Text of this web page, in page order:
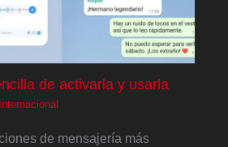
de activarla y usarla
Internacional
de mensajería más